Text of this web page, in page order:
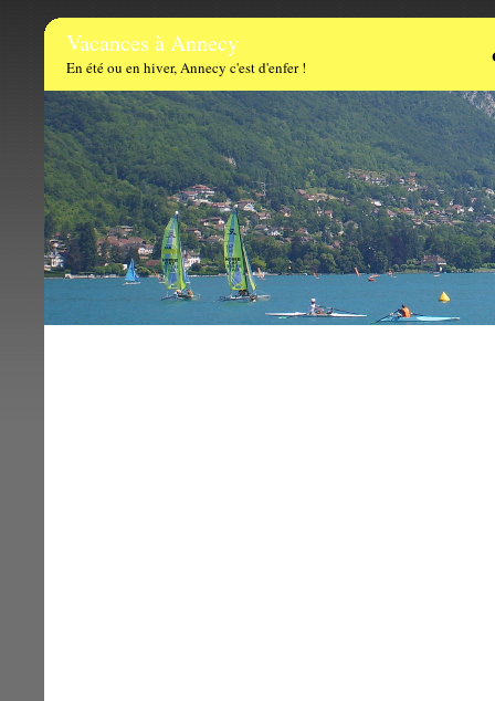
Vacances à Annecy
En été ou en hiver, Annecy c'est d'enfer !